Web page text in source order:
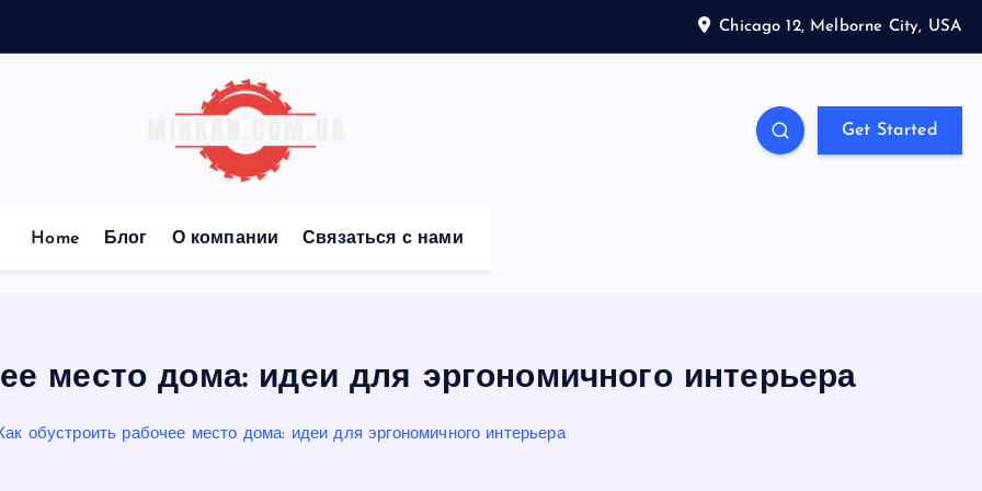
Chicago 12, Melborne City, USA
Get Started
Home Блог О компании Связаться с нами
место дома: идеи для эргономичного интерьера
обустроить рабочее место дома: идеи для эргономичного интерьера